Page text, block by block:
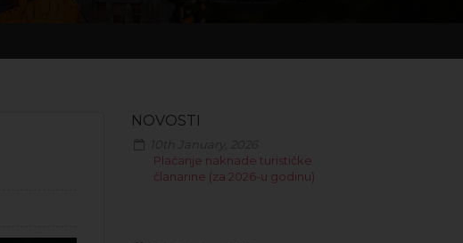
NOVOSTI
Plaćanje naknade turističke
članarine (za 2026-u godinu)